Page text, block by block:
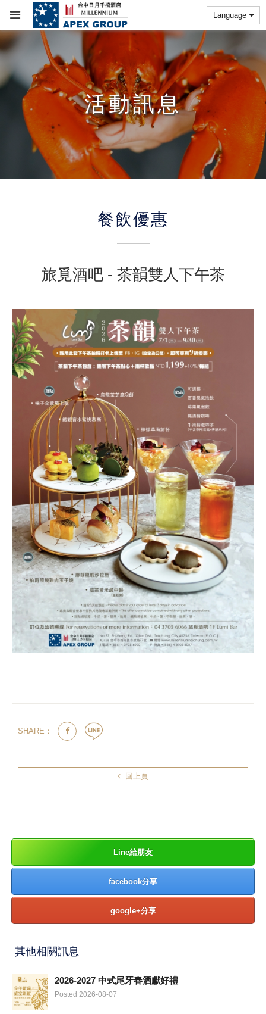
Language
活動訊息
餐飲優惠
旅覓酒吧 - 茶韻雙人下午茶
SHARE：
回上頁
Line給朋友
facebook分享
google+分享
其他相關訊息
2026-2027 中式尾牙春酒獻好禮
Posted 2026-08-07